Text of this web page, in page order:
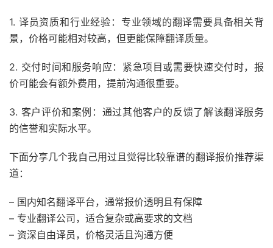
1. 译员资质和行业经验：专业领域的翻译需要具备相关背
景，价格可能相对较高，但更能保障翻译质量。
2. 交付时间和服务响应：紧急项目或需要快速交付时，报
价可能会有额外费用，提前沟通很重要。
3. 客户评价和案例：通过其他客户的反馈了解该翻译服务
的信誉和实际水平。
下面分享几个我自己用过且觉得比较靠谱的翻译报价推荐渠
道：
– 国内知名翻译平台，通常报价透明且有保障
– 专业翻译公司，适合复杂或高要求的文档
– 资深自由译员，价格灵活且沟通方便